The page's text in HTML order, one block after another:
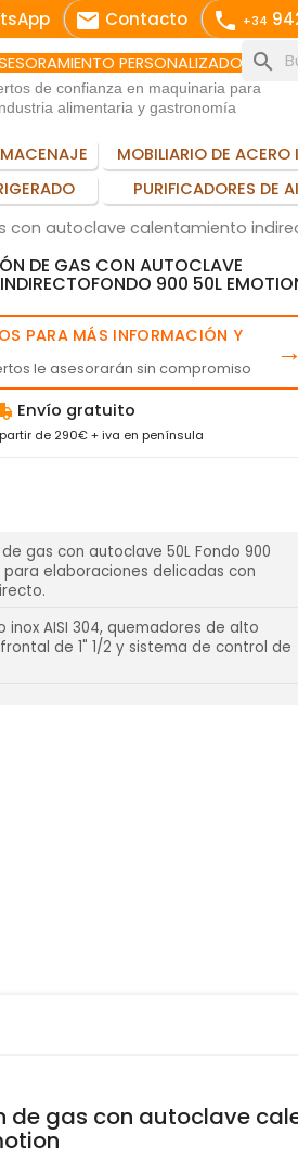
email Contacto call +34
PERSONALIZADO
de confianza en maquinaria para
alimentaria y gastronomía
search
MOBILIARIO DE ACERO
PURIFICADORES DE
con autoclave calentamiento
DE GAS CON AUTOCLAVE
900 50L
PARA MÁS INFORMACIÓN Y
le asesorarán sin compromiso →
Envío gratuito
de 290€ + iva en península
gas con autoclave 50L Fondo 900
para elaboraciones delicadas con
inox AISI 304, quemadores de alto
de 1" 1/2 y sistema de control de
de gas con autoclave